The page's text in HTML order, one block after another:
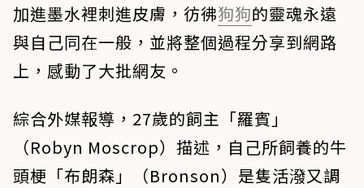
加進墨水裡刺進皮膚，彷彿狗狗的靈魂永遠
與自己同在一般，並將整個過程分享到網路
上，感動了大批網友。
綜合外媒報導，27歲的飼主「羅賓」
（Robyn Moscrop）描述，自己所飼養的牛
頭梗「布朗森」（Bronson）是隻活潑又調